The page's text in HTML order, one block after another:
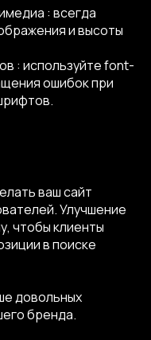
: всегда
и высоты
: используйте font-
ошибок при
ваш сайт
Улучшение
чтобы клиенты
в поиске
довольных
бренда.